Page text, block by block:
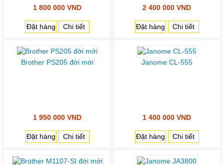
1 800 000 VND
Đặt hàng Chi tiết
2 400 000 VND
Đặt hàng Chi tiết
Brother PS205 đời mới
1 950 000 VND
Đặt hàng Chi tiết
Janome CL-555
1 400 000 VND
Đặt hàng Chi tiết